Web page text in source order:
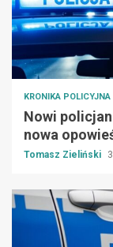
KRONIKA POLICYJNA
Nowi
nowa
Tomasz Zieliński